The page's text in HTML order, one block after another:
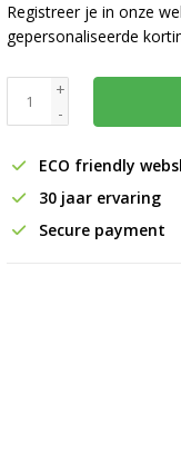
Registreer je in onze
gepersonaliseerde
+
-
ECO friendly
30 jaar ervaring
Secure payment